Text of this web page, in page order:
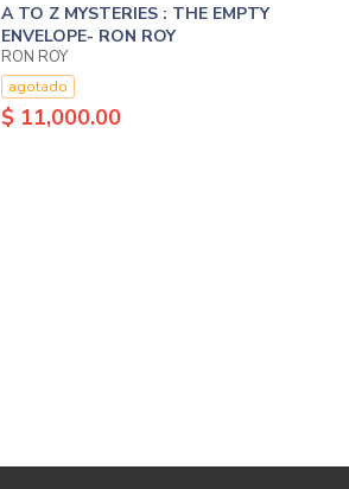
A TO Z MYSTERIES : THE EMPTY
ENVELOPE- RON ROY
RON ROY
agotado
$ 11,000.00